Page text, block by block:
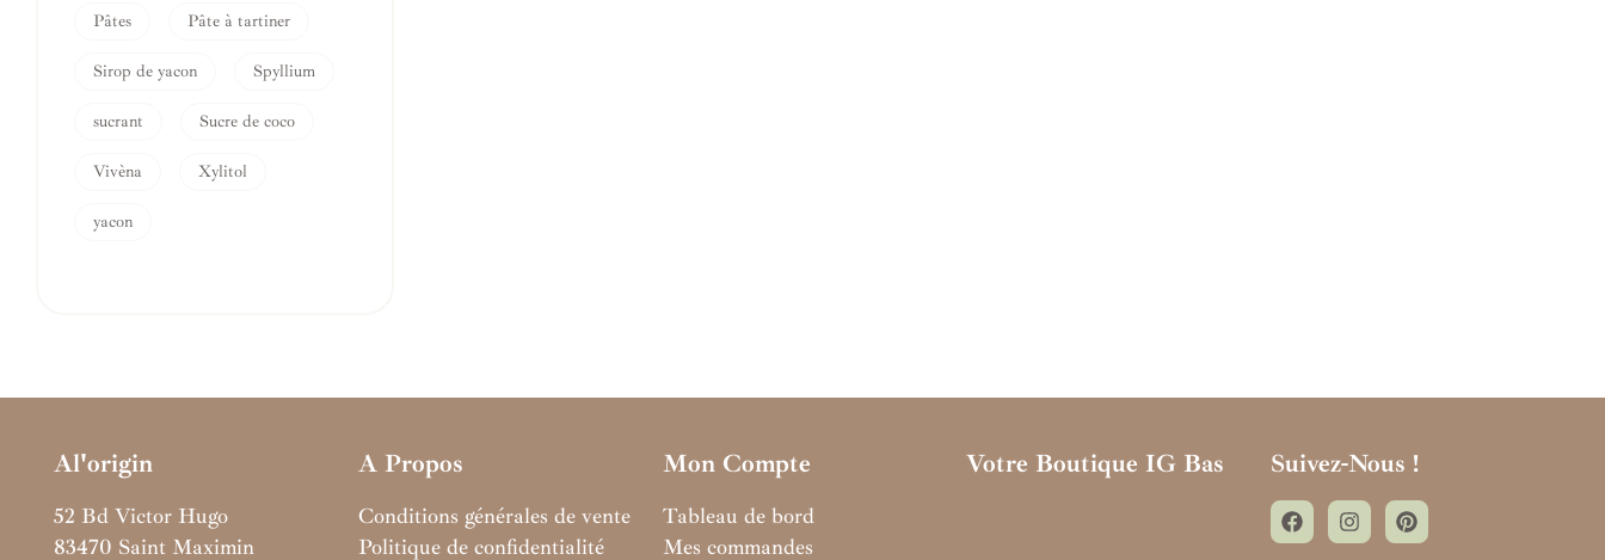
Pâtes Pâte à tartiner
Sirop de yacon Spyllium
sucrant Sucre de coco
Vivèna Xylitol
yacon
Al'origin
52 Bd Victor Hugo
83470 Saint Maximin
A Propos
Conditions générales de vente
Politique de confidentialité
Mon Compte
Tableau de bord
Mes commandes
Votre Boutique IG Bas Suivez-Nous !